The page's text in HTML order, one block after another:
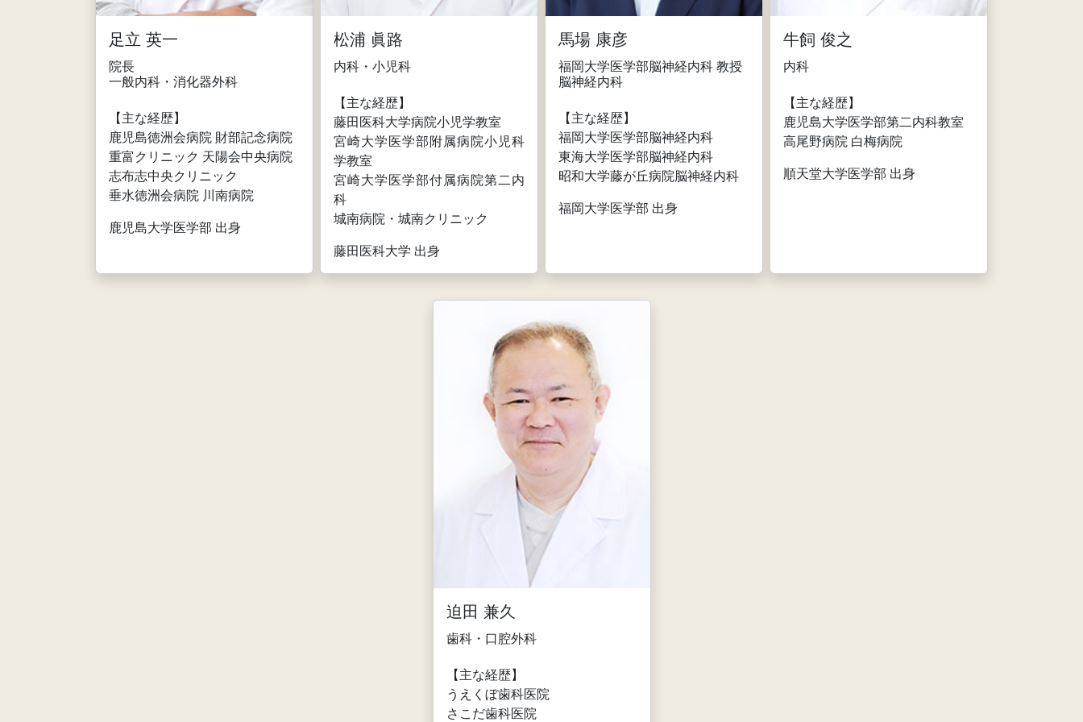
足立 英一
院長
一般内科・消化器外科
【主な経歴】
鹿児島徳洲会病院 財部記念病院
重富クリニック 天陽会中央病院
志布志中央クリニック
垂水徳洲会病院 川南病院
鹿児島大学医学部 出身
松浦 眞路
内科・小児科
【主な経歴】
藤田医科大学病院小児学教室
宮崎大学医学部附属病院小児科
学教室
宮崎大学医学部付属病院第二内
科
城南病院・城南クリニック
藤田医科大学 出身
馬場 康彦
福岡大学医学部脳神経内科 教授
脳神経内科
【主な経歴】
福岡大学医学部脳神経内科
東海大学医学部脳神経内科
昭和大学藤が丘病院脳神経内科
福岡大学医学部 出身
牛飼 俊之
内科
【主な経歴】
鹿児島大学医学部第二内科教室
高尾野病院 白梅病院
順天堂大学医学部 出身
迫田 兼久
歯科・口腔外科
【主な経歴】
うえくぼ歯科医院
さこだ歯科医院